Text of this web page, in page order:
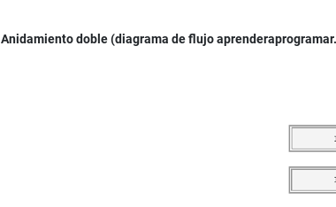
Anidamiento doble (diagrama de flujo